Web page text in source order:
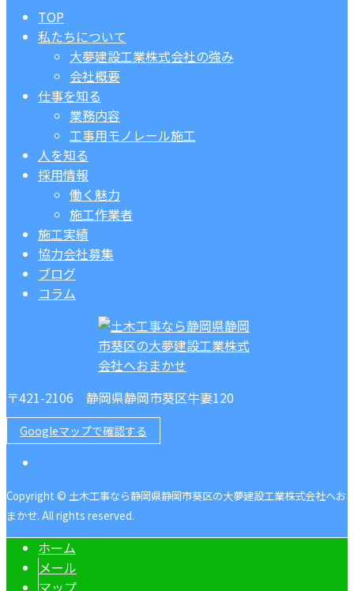
TOP
私たちについて
大夢建設工業株式会社の強み
会社概要
仕事を知る
業務内容
工事用モノレール施工
人を知る
採用情報
働く魅力
施工作業者
施工実績
協力会社募集
ブログ
コラム
〒421-2106 静岡県静岡市葵区牛妻120
Googleマップで確認する
Copyright © 土木工事なら静岡県静岡市葵区の大夢建設工業株式会社へお
まかせ. All rights reserved.
ホーム
メール
マップ